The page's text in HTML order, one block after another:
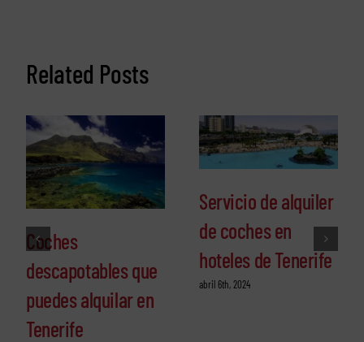
Related Posts
Coches
descapotables que
puedes alquilar en
Tenerife
Servicio de alquiler
de coches en
hoteles de Tenerife
abril 6th, 2024